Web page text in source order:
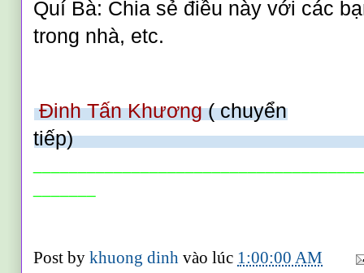
Quí Bà: Chia sẻ điều này với các
trong nhà, etc.
Đinh Tấn Khương( chuyển
tiếp)
Post bykhuong dinhvào lúc 1:00:00 AM